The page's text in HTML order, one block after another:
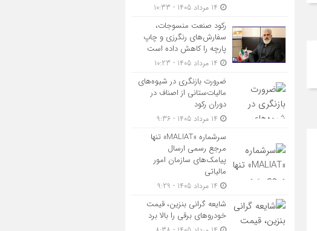
رکود صنعت منسوجات،
سفارش‌های رنگرزی و چاپ
پارچه را کاهش داده است
ضرورت بازنگری در شیوه‌های
مالیات‌ستانی از اصناف در
دوران رکود
سرشماره «MALIAT» تنها
مرجع رسمی ارسال
پیامک‌های سازمان امور
مالیاتی
شایعه گرانی بنزین، قیمت
خودروهای برقی را بالا برد